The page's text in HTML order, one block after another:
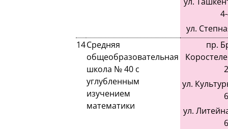
ул.
14Средняя
общеобразовательная
школа № 40 с
углубленным
изучением
математики
пр.
ул.
ул.